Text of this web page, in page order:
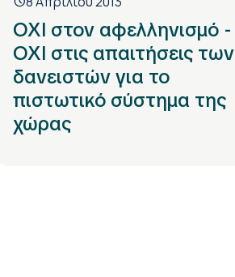
ΟΧΙ στον αφελληνισμό -
ΟΧΙ στις απαιτήσεις των
δανειστών για το
πιστωτικό σύστημα της
χώρας